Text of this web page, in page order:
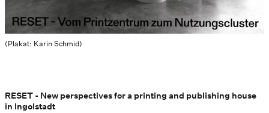
(Plakat: Karin Schmid)
RESET - New perspectives for a printing and publishing house
in Ingolstadt